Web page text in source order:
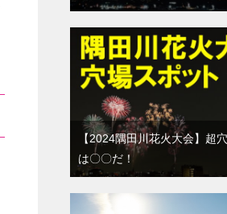
【2024隅田川花火大会】超
は〇〇だ！